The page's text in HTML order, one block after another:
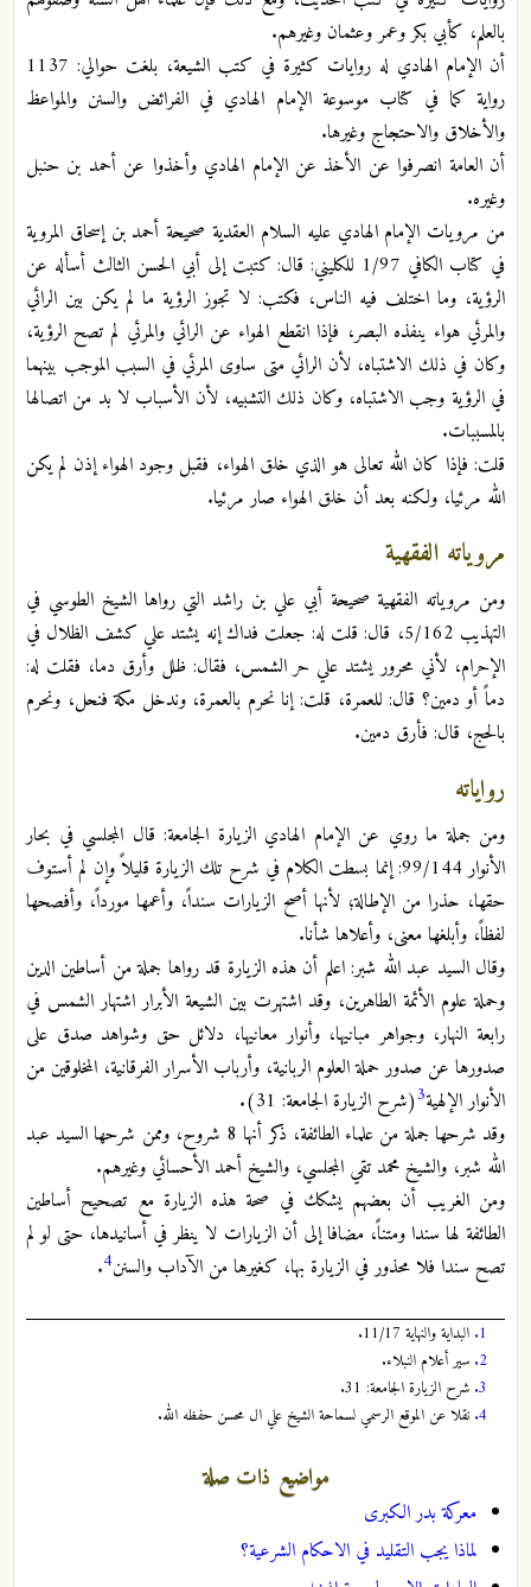
بالعلم، كأبي بكر وعمر وعثمان وغيرهم.
أن الإمام الهادي له روايات كثيرة في كتب الشيعة، بلغت حوالي: 1137
رواية كما في كتاب موسوعة الإمام الهادي في الفرائض والسنن والمواعظ
والأخلاق والاحتجاج وغيرها.
أن العامة انصرفوا عن الأخذ عن الإمام الهادي وأخذوا عن أحمد بن حنبل
وغيره.
من مرويات الإمام الهادي عليه السلام العقدية صحيحة أحمد بن إسحاق المروية
في كتاب الكافي 1/97 للكليني: قال: كتبت إلى أبي الحسن الثالث أسأله عن
الرؤية، وما اختلف فيه الناس، فكتب: لا تجوز الرؤية ما لم يكن بين الرائي
والمرئي هواء ينفذه البصر، فإذا انقطع الهواء عن الرائي والمرئي لم تصح الرؤية،
وكان في ذلك الاشتباه، لأن الرائي متى ساوى المرئي في السبب الموجب بينهما
في الرؤية وجب الاشتباه، وكان ذلك التشبيه، لأن الأسباب لا بد من اتصالها
بالمسببات.
قلت: فإذا كان الله تعالى هو الذي خلق الهواء، فقبل وجود الهواء إذن لم يكن
الله مرئيا، ولكنه بعد أن خلق الهواء صار مرئيا.
مروياته الفقهية
ومن مروياته الفقهية صحيحة أبي علي بن راشد التي رواها الشيخ الطوسي في
التهذيب 5/162، قال: قلت له: جعلت فداك إنه يشتد علي كشف الظلال في
الإحرام، لأني محرور يشتد علي حر الشمس، فقال: ظلل وأرق دما، فقلت له:
دماً أو دمين؟ قال: للعمرة، قلت: إنا نحرم بالعمرة، وندخل مكة فنحل، ونحرم
بالحج، قال: فأرق دمين.
رواياته
ومن جملة ما روي عن الإمام الهادي الزيارة الجامعة: قال المجلسي في بحار
الأنوار 99/144: إنما بسطت الكلام في شرح تلك الزيارة قليلاً وإن لم أستوف
حقها، حذرا من الإطالة؛ لأنها أصح الزيارات سنداً، وأعمها مورداً، وأفصحها
لفظاً، وأبلغها معنى، وأعلاها شأنا.
وقال السيد عبد الله شبر: اعلم أن هذه الزيارة قد رواها جملة من أساطين الدين
وحملة علوم الأئمة الطاهرين، وقد اشتهرت بين الشيعة الأبرار اشتهار الشمس في
رابعة النهار، وجواهر مبانيها، وأنوار معانيها، دلائل حق وشواهد صدق على
صدورها عن صدور حملة العلوم الربانية، وأرباب الأسرار الفرقانية، المخلوقين من
الأنوار الإلهية3(شرح الزيارة الجامعة: 31).
وقد شرحها جملة من علماء الطائفة، ذكر أنها 8 شروح، وممن شرحها السيد عبد
الله شبر، والشيخ محمد تقي المجلسي، والشيخ أحمد الأحسائي وغيرهم.
ومن الغريب أن بعضهم يشكك في صحة هذه الزيارة مع تصحيح أساطين
الطائفة لها سندا ومتناً، مضافا إلى أن الزيارات لا ينظر في أسانيدها، حتى لو لم
تصح سندا فلا محذور في الزيارة بها، كغيرها من الآداب والسنن4
.
1. البداية والنهاية 11/17.
2. سير أعلام النبلاء.
3. شرح الزيارة الجامعة: 31.
4. نقلا عن الموقع الرسمي لسماحة الشيخ علي ال محسن حفظه الله.
مواضيع ذات صلة
معركة بدر الكبرى
لماذا يجب التقليد في الاحكام الشرعية؟